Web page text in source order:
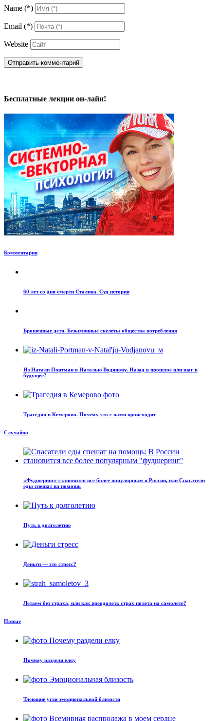
Name (*)
Email (*)
Website
Бесплатные лекции он-лайн!
Комментарии
60 лет со дня смерти Сталина. Суд истории
Брошенные дети. Безымянные скелеты общества потребления
Из Натали Портман в Наталью Водянову. Назад в прошлое или шаг в
будущее?
Трагедия в Кемерово. Почему это с нами происходит
Случайно
«Фудшеринг» становится все более популярным в России, или Спасатели
еды спешат на помощь
Путь к долголетию
Деньги — это стресс?
Летаем без страха, или как преодолеть страх полета на самолете?
Новые
Почему раздели елку
Тлеющие угли эмоциональной близости